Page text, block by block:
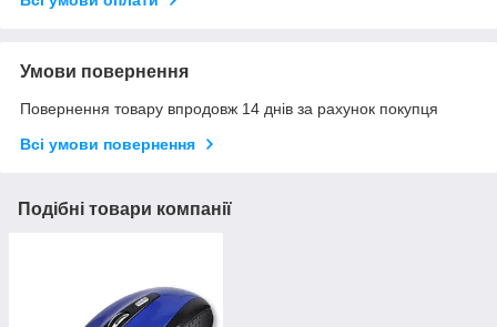
Умови повернення
Повернення товару впродовж 14 днів за рахунок покупця
Всі умови повернення
Подібні товари компанії